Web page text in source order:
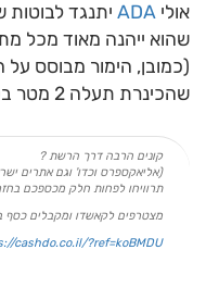
אולי ADA יתנגד לבוטות
שהוא ייהנה מאוד מכל
(כמובן, הימור מבוסס
שהכינרת תעלה 2 מטר בקיץ..., זה הפוך מחסד....)
קונים הרבה דרך הרשת ?
(אליאקספרס וכדו' וגם אתרים
תרוויחו לפחות חלק מכספכם
מצטרפים לקאשדו ומקבלים כסף
cashdo.co.il/?ref=koBMDU